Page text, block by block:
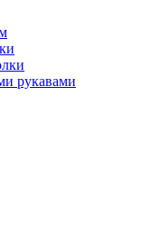
рукавами